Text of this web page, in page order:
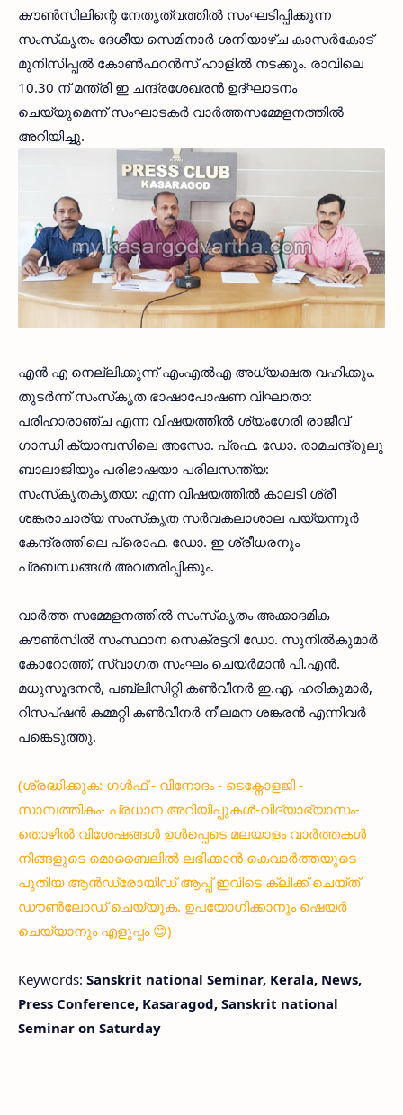
കൗണ്‍സിലിന്റെ നേതൃത്വത്തില്‍ സംഘടിപ്പിക്കുന്ന
സംസ്‌കൃതം ദേശീയ സെമിനാര്‍ ശനിയാഴ്ച കാസര്‍കോട്
മുനിസിപ്പല്‍ കോണ്‍ഫറന്‍സ് ഹാളില്‍ നടക്കും. രാവിലെ
10.30 ന് മന്ത്രി ഇ ചന്ദ്രശേഖരന്‍ ഉദ്ഘാടനം
ചെയ്യുമെന്ന് സംഘാടകര്‍ വാര്‍ത്തസമ്മേളനത്തില്‍
അറിയിച്ചു.
എന്‍ എ നെല്ലിക്കുന്ന് എംഎല്‍എ അധ്യക്ഷത വഹിക്കും.
തുടര്‍ന്ന് സംസ്‌കൃത ഭാഷാപോഷണ വിഘാതാ:
പരിഹാരാഞ്ച എന്ന വിഷയത്തില്‍ ശ്യംഗേരി രാജീവ്
ഗാന്ധി ക്യാമ്പസിലെ അസോ. പ്രഫ. ഡോ. രാമചന്ദ്രുലു
ബാലാജിയും പരിഭാഷയാ പരിലസന്ത്യ:
സംസ്‌കൃതകൃതയ: എന്ന വിഷയത്തില്‍ കാലടി ശ്രീ
ശങ്കരാചാര്യ സംസ്‌കൃത സര്‍വകലാശാല പയ്യന്നൂര്‍
കേന്ദ്രത്തിലെ പ്രൊഫ. ഡോ. ഇ ശ്രീധരനും
പ്രബന്ധങ്ങള്‍ അവതരിപ്പിക്കും.
വാര്‍ത്ത സമ്മേളനത്തില്‍ സംസ്‌കൃതം അക്കാദമിക
കൗണ്‍സില്‍ സംസ്ഥാന സെക്രട്ടറി ഡോ. സുനില്‍കുമാര്‍
കോറോത്ത്, സ്വാഗത സംഘം ചെയര്‍മാന്‍ പി.എന്‍.
മധുസൂദനന്‍, പബ്ലിസിറ്റി കണ്‍വീനര്‍ ഇ.എ. ഹരികുമാര്‍,
റിസപ്ഷന്‍ കമ്മറ്റി കണ്‍വീനര്‍ നീലമന ശങ്കരന്‍ എന്നിവര്‍
പങ്കെടുത്തു.
(ശ്രദ്ധിക്കുക: ഗൾഫ് - വിനോദം - ടെക്നോളജി -
സാമ്പത്തികം- പ്രധാന അറിയിപ്പുകൾ-വിദ്യാഭ്യാസം-
തൊഴിൽ വിശേഷങ്ങൾ ഉൾപ്പെടെ മലയാളം വാർത്തകൾ
നിങ്ങളുടെ മൊബൈലിൽ ലഭിക്കാൻ കെവാർത്തയുടെ
പുതിയ ആൻഡ്രോയിഡ് ആപ്പ് ഇവിടെ ക്ലിക്ക് ചെയ്ത്
ഡൗൺലോഡ് ചെയ്യുക. ഉപയോഗിക്കാനും ഷെയർ
ചെയ്യാനും എളുപ്പം 😊)
Keywords: Sanskrit national Seminar, Kerala, News,
Press Conference, Kasaragod, Sanskrit national
Seminar on Saturday